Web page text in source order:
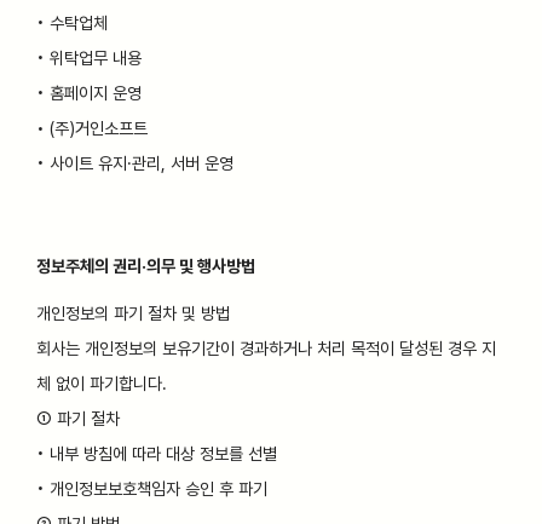
• 수탁업체
• 위탁업무 내용
• 홈페이지 운영
• (주)거인소프트
• 사이트 유지·관리, 서버 운영
정보주체의 권리·의무 및 행사방법
개인정보의 파기 절차 및 방법
회사는 개인정보의 보유기간이 경과하거나 처리 목적이 달성된 경우 지
체 없이 파기합니다.
① 파기 절차
• 내부 방침에 따라 대상 정보를 선별
• 개인정보보호책임자 승인 후 파기